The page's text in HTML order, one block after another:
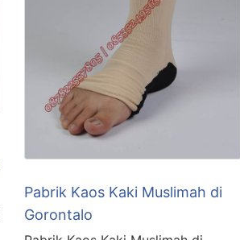
Pabrik Kaos Kaki Muslimah di
Gorontalo